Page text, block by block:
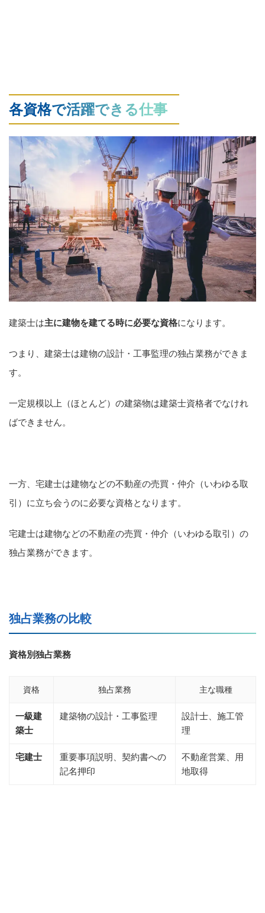
各資格で活躍できる仕事
建築士は主に建物を建てる時に必要な資格になります。
つまり、建築士は建物の設計・工事監理の独占業務ができま
す。
一定規模以上（ほとんど）の建築物は建築士資格者でなけれ
ばできません。
一方、宅建士は建物などの不動産の売買・仲介（いわゆる取
引）に立ち会うのに必要な資格となります。
宅建士は建物などの不動産の売買・仲介（いわゆる取引）の
独占業務ができます。
独占業務の比較
資格別独占業務
資格 独占業務 主な職種
一級建
築士
建築物の設計・工事監理
設計士、施工管
理
宅建士
重要事項説明、契約書への
記名押印
不動産営業、用
地取得